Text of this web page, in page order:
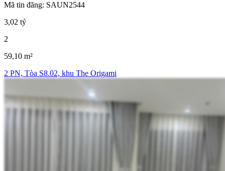
Mã tin đăng: SAUN2544
3,02 tỷ
2
59,10 m²
2 PN, Tòa S8.02, khu The Origami